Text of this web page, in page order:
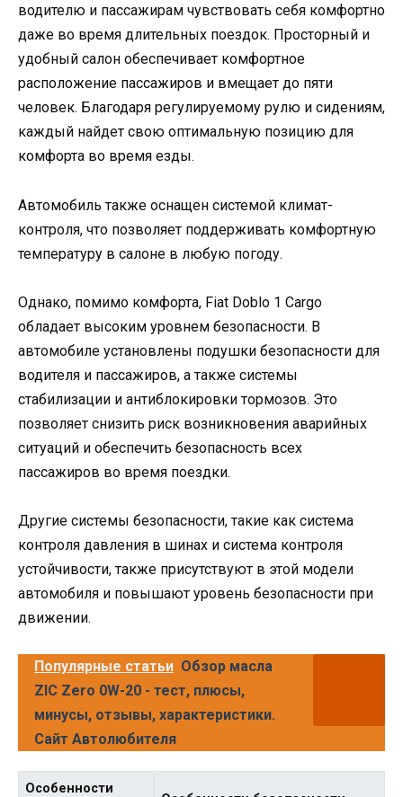
водителю и пассажирам чувствовать себя комфортно
даже во время длительных поездок. Просторный и
удобный салон обеспечивает комфортное
расположение пассажиров и вмещает до пяти
человек. Благодаря регулируемому рулю и сидениям,
каждый найдет свою оптимальную позицию для
комфорта во время езды.
Автомобиль также оснащен системой климат-
контроля, что позволяет поддерживать комфортную
температуру в салоне в любую погоду.
Однако, помимо комфорта, Fiat Doblo 1 Cargo
обладает высоким уровнем безопасности. В
автомобиле установлены подушки безопасности для
водителя и пассажиров, а также системы
стабилизации и антиблокировки тормозов. Это
позволяет снизить риск возникновения аварийных
ситуаций и обеспечить безопасность всех
пассажиров во время поездки.
Другие системы безопасности, такие как система
контроля давления в шинах и система контроля
устойчивости, также присутствуют в этой модели
автомобиля и повышают уровень безопасности при
движении.
Популярные статьи Обзор масла
ZIC Zero 0W-20 - тест, плюсы,
минусы, отзывы, характеристики.
Сайт Автолюбителя
Особенности